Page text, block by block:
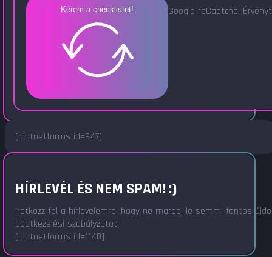
Kérem a checklistet! Google reCaptcha:
[piotnetforms id=947]
HÍRLEVÉL ÉS NEM SPAM! :)
Iratkozz fel a hírlevelemre, hogy ne maradj le semmi fontos
adatkezelési szabályzatot!
[piotnetforms id=1140]